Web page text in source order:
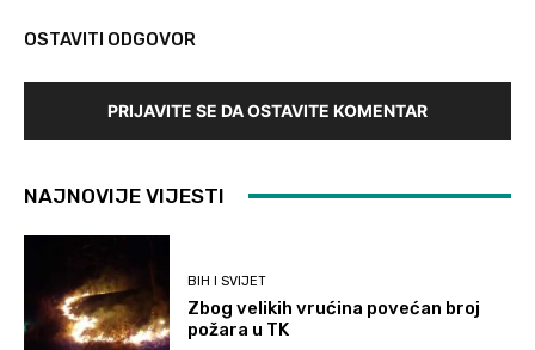
OSTAVITI ODGOVOR
PRIJAVITE SE DA OSTAVITE KOMENTAR
NAJNOVIJE VIJESTI
BIH I SVIJET
Zbog velikih vrućina povećan broj
požara u TK